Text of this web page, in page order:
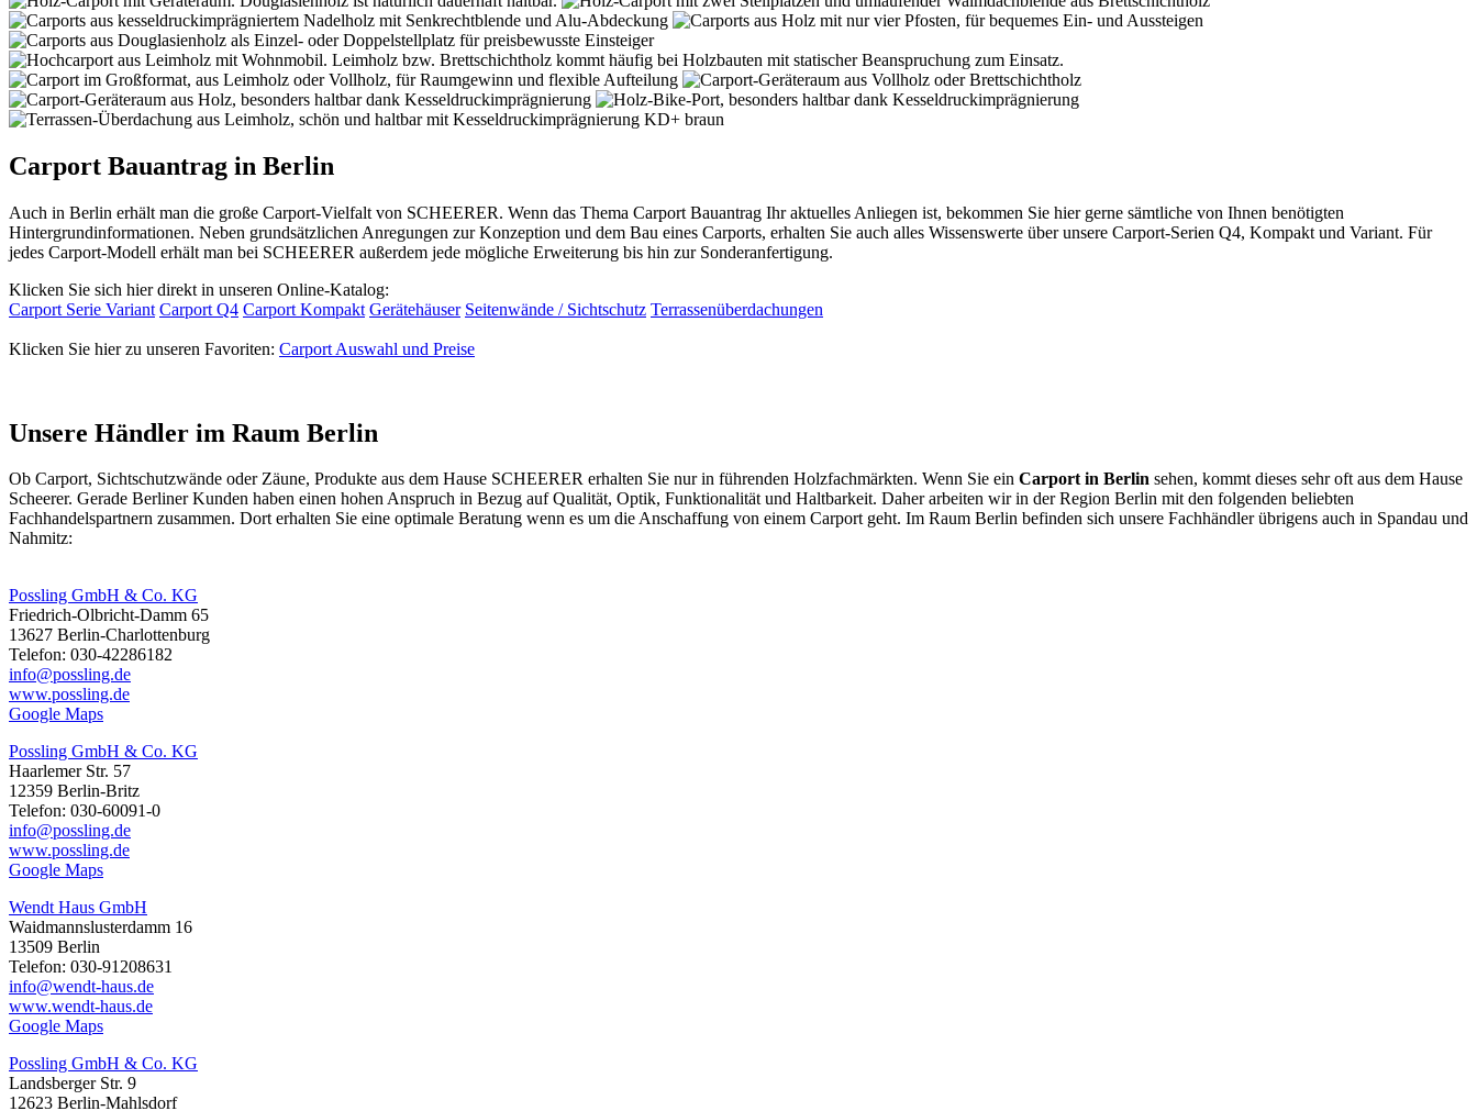
Carport Bauantrag in Berlin
Auch in Berlin erhält man die große Carport-Vielfalt von SCHEERER. Wenn das Thema Carport Bauantrag Ihr aktuelles Anliegen ist, bekommen Sie hier gerne sämtliche von Ihnen benötigten
Hintergrundinformationen. Neben grundsätzlichen Anregungen zur Konzeption und dem Bau eines Carports, erhalten Sie auch alles Wissenswerte über unsere Carport-Serien Q4, Kompakt und Variant. Für
jedes Carport-Modell erhält man bei SCHEERER außerdem jede mögliche Erweiterung bis hin zur Sonderanfertigung.
Klicken Sie sich hier direkt in unseren Online-Katalog:
Carport Serie Variant Carport Q4 Carport Kompakt Gerätehäuser Seitenwände / Sichtschutz Terrassenüberdachungen
Klicken Sie hier zu unseren Favoriten: Carport Auswahl und Preise
Unsere Händler im Raum Berlin
Ob Carport, Sichtschutzwände oderZäune, Produkte aus dem Hause SCHEERER erhalten Sie nur in führenden Holzfachmärkten. Wenn Sie ein Carport in Berlin sehen, kommt dieses sehr oft aus dem Hause
Scheerer. Gerade Berliner Kunden haben einen hohen Anspruch in Bezug auf Qualität, Optik, Funktionalität und Haltbarkeit. Daher arbeiten wir in der Region Berlin mit den folgenden beliebten
Fachhandelspartnern zusammen. Dort erhalten Sie eine optimale Beratung wenn es um die Anschaffung von einem Carport geht. Im Raum Berlin befinden sich unsere Fachhändler übrigens auch in Spandau und
Nahmitz:
Possling GmbH & Co. KG
Friedrich-Olbricht-Damm 65
13627 Berlin-Charlottenburg
Telefon: 030-42286182
info@possling.de
www.possling.de
Google Maps
Possling GmbH & Co. KG
Haarlemer Str. 57
12359 Berlin-Britz
Telefon: 030-60091-0
info@possling.de
www.possling.de
Google Maps
Wendt Haus GmbH
Waidmannslusterdamm 16
13509 Berlin
Telefon: 030-91208631
info@wendt-haus.de
www.wendt-haus.de
Google Maps
Possling GmbH & Co. KG
Landsberger Str. 9
12623 Berlin-Mahlsdorf